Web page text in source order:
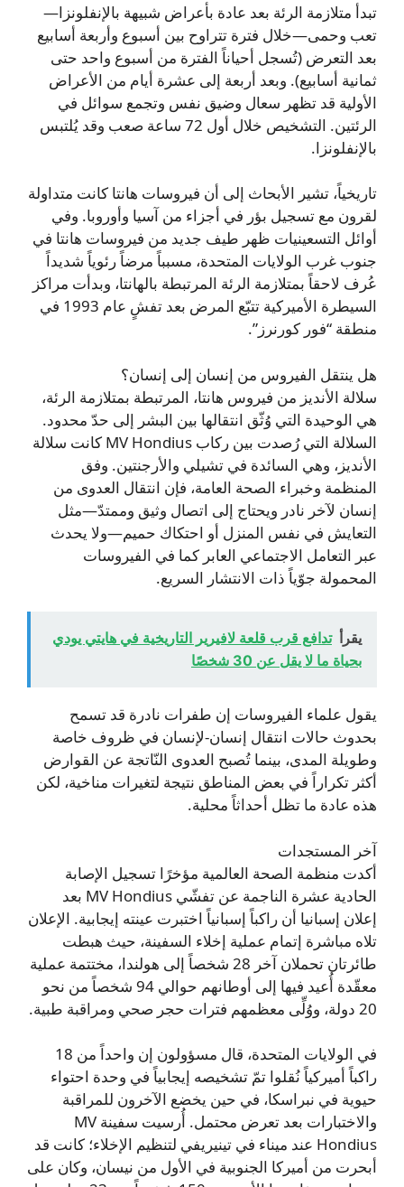
تبدأ متلازمة الرئة بعد عادة بأعراض شبيهة بالإنفلونزا—
تعب وحمى—خلال فترة تتراوح بين أسبوع وأربعة أسابيع
بعد التعرض (تُسجل أحياناً الفترة من أسبوع واحد حتى
ثمانية أسابيع). وبعد أربعة إلى عشرة أيام من الأعراض
الأولية قد تظهر سعال وضيق نفس وتجمع سوائل في
الرئتين. التشخيص خلال أول 72 ساعة صعب وقد يُلتبس
بالإنفلونزا.
تاريخياً، تشير الأبحاث إلى أن فيروسات هانتا كانت متداولة
لقرون مع تسجيل بؤر في أجزاء من آسيا وأوروبا. وفي
أوائل التسعينيات ظهر طيف جديد من فيروسات هانتا في
جنوب غرب الولايات المتحدة، مسبباً مرضاً رئوياً شديداً
عُرف لاحقاً بمتلازمة الرئة المرتبطة بالهانتا، وبدأت مراكز
السيطرة الأميركية تتبّع المرض بعد تفشٍ عام 1993 في
منطقة “فور كورنرز”.
هل ينتقل الفيروس من إنسان إلى إنسان؟
سلالة الأنديز من فيروس هانتا، المرتبطة بمتلازمة الرئة،
هي الوحيدة التي وُثّق انتقالها بين البشر إلى حدّ محدود.
السلالة التي رُصدت بين ركاب MV Hondius كانت سلالة
الأنديز، وهي السائدة في تشيلي والأرجنتين. وفق
المنظمة وخبراء الصحة العامة، فإن انتقال العدوى من
إنسان لآخر نادر ويحتاج إلى اتصال وثيق وممتدّ—مثل
التعايش في نفس المنزل أو احتكاك حميم—ولا يحدث
عبر التعامل الاجتماعي العابر كما في الفيروسات
المحمولة جوّياً ذات الانتشار السريع.
يقرأ تدافع قرب قلعة لافيرير التاريخية في هايتي يودي
بحياة ما لا يقل عن 30 شخصًا
يقول علماء الفيروسات إن طفرات نادرة قد تسمح
بحدوث حالات انتقال إنسان‑لإنسان في ظروف خاصة
وطويلة المدى، بينما تُصبح العدوى النّاتجة عن القوارض
أكثر تكراراً في بعض المناطق نتيجة لتغيرات مناخية، لكن
هذه عادة ما تظل أحداثاً محلية.
آخر المستجدات
أكدت منظمة الصحة العالمية مؤخرًا تسجيل الإصابة
الحادية عشرة الناجمة عن تفشّي MV Hondius بعد
إعلان إسبانيا أن راكباً إسبانياً اختبرت عينته إيجابية. الإعلان
تلاه مباشرة إتمام عملية إخلاء السفينة، حيث هبطت
طائرتان تحملان آخر 28 شخصاً إلى هولندا، مختتمة عملية
معقّدة أُعيد فيها إلى أوطانهم حوالي 94 شخصاً من نحو
20 دولة، ووُلِّى معظمهم فترات حجر صحي ومراقبة طبية.
في الولايات المتحدة، قال مسؤولون إن واحداً من 18
راكباً أميركياً نُقلوا تمّ تشخيصه إيجابياً في وحدة احتواء
حيوية في نبراسكا، في حين يخضع الآخرون للمراقبة
والاختبارات بعد تعرض محتمل. أُرسيت سفينة MV
Hondius عند ميناء في تينيريفي لتنظيم الإخلاء؛ كانت قد
أبحرت من أميركا الجنوبية في الأول من نيسان، وكان على